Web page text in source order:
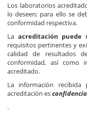
Los laboratorios
lo deseen; para ello se
conformidad respectiva.
La acreditación puede
requisitos pertinentes y
calidad de resultados
conformidad, así como
acreditado.
La información
acreditación es
.